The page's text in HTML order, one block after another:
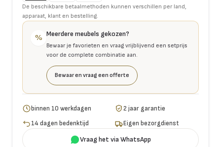
De beschikbare betaalmethoden kunnen verschillen per land,
apparaat, klant en bestelling.
% Meerdere meubels gekozen?
Bewaar je favorieten en vraag vrijblijvend een setprijs
voor de complete combinatie aan.
Bewaar en vraag een offerte
binnen 10 werkdagen
2 jaar garantie
14 dagen bedenktijd
Eigen bezorgdienst
Vraag het via WhatsApp